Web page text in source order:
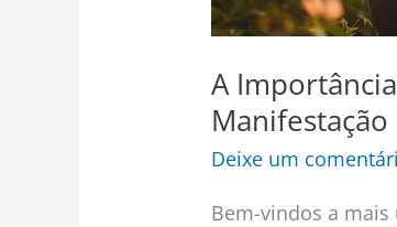
A
Manifestação
Deixe um
Bem-vindos a